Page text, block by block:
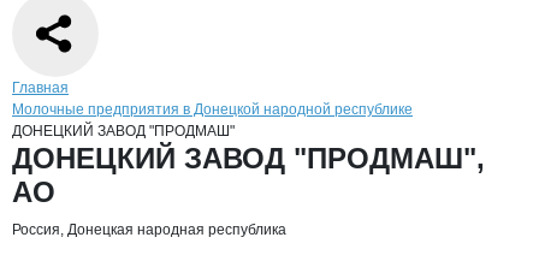
Навигация по сайту
Главная
Молочные предприятия в Донецкой народной республике
ДОНЕЦКИЙ ЗАВОД "ПРОДМАШ"
Основная информация о компании
ДОНЕЦКИЙ ЗАВОД "ПРОДМАШ",
АО
Россия, Донецкая народная республика